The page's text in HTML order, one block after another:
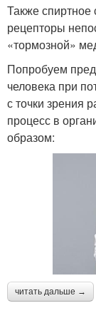
Также спиртное
рецепторы
«тормозной»
Попробуем
человека при
с точки зрения
процесс в
образом:
читать дальше →